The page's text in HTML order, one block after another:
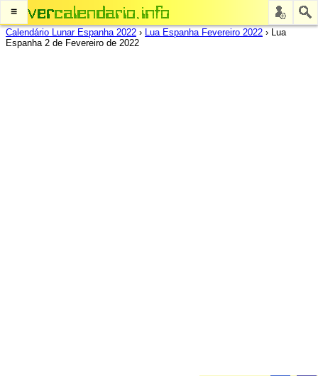
≡
Calendário Lunar Espanha 2022 › Lua Espanha Fevereiro 2022 › Lua
Espanha 2 de Fevereiro de 2022